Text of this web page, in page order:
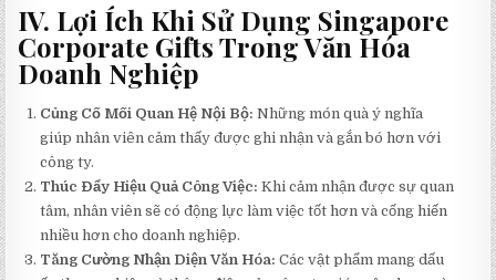
IV. Lợi Ích Khi Sử Dụng Singapore
Corporate Gifts Trong Văn Hóa
Doanh Nghiệp
Củng Cố Mối Quan Hệ Nội Bộ: Những món quà ý nghĩa
giúp nhân viên cảm thấy được ghi nhận và gắn bó hơn với
công ty.
Thúc Đẩy Hiệu Quả Công Việc: Khi cảm nhận được sự quan
tâm, nhân viên sẽ có động lực làm việc tốt hơn và cống hiến
nhiều hơn cho doanh nghiệp.
Tăng Cường Nhận Diện Văn Hóa: Các vật phẩm mang dấu